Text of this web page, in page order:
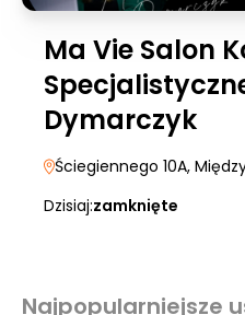
Ma Vie Salon
Dymarczyk
Ściegiennego 10A,
Dzisiaj:zamknięte
Najpopularniejsze